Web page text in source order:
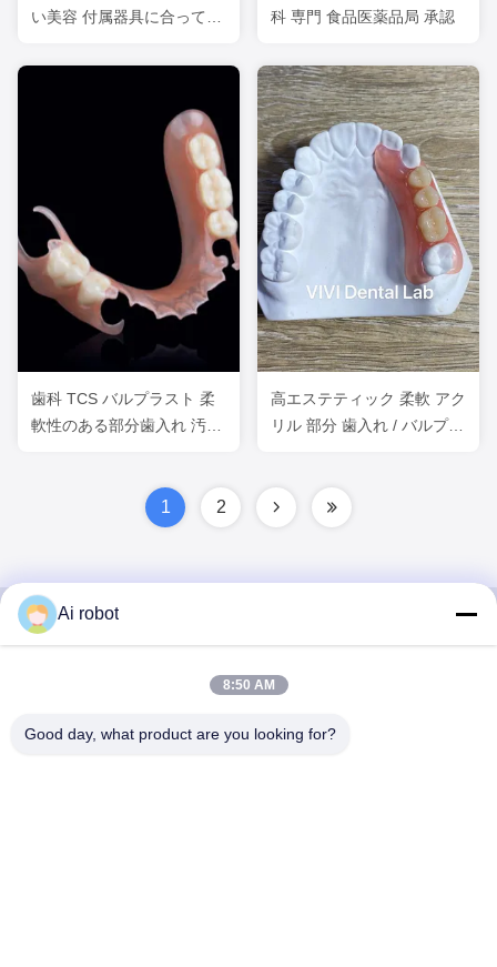
い美容 付属器具に合ってい
科 専門 食品医薬品局 承認
歯科 TCS バルプラスト 柔
軟性のある部分歯入れ 汚れ
高エステティック 柔軟 アク
リル 部分 歯入れ / バルプラ
1 2
LABORATORY
Ai robot
8:50 AM
Good day, what product are you looking for?